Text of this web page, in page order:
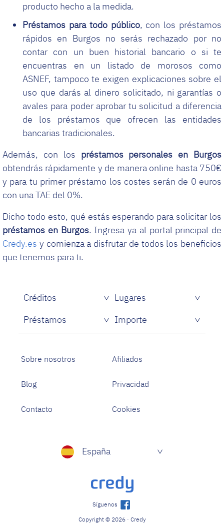
producto hecho a la medida.
Préstamos para todo público, con los préstamos
rápidos en Burgos no serás rechazado por no
contar con un buen historial bancario o si te
encuentras en un listado de morosos como
ASNEF, tampoco te exigen explicaciones sobre el
uso que darás al dinero solicitado, ni garantías o
avales para poder aprobar tu solicitud a diferencia
de los préstamos que ofrecen las entidades
bancarias tradicionales.
Además, con los préstamos personales en Burgos
obtendrás rápidamente y de manera online hasta 750€
y para tu primer préstamo los costes serán de 0 euros
con una TAE del 0%.
Dicho todo esto, qué estás esperando para solicitar los
préstamos en Burgos. Ingresa ya al portal principal de
Credy.es y comienza a disfrutar de todos los beneficios
que tenemos para ti.
Créditos
Lugares
Préstamos
Importe
Sobre nosotros Afiliados
Blog Privacidad
Contacto Cookies
España
Síguenos
Copyright © 2026 · Credy